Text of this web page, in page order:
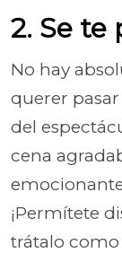
2. Se
No hay
querer
del
cena
¡Permítete
trátalo